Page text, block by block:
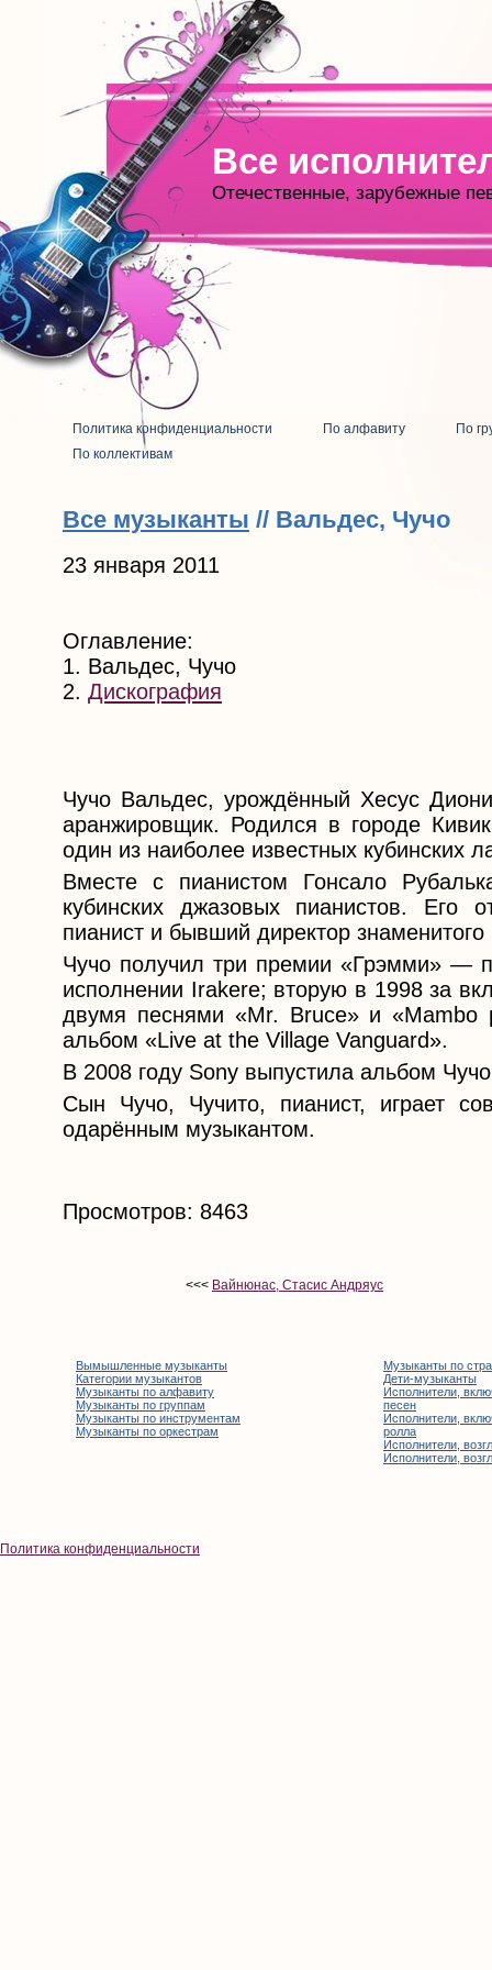
Все
Отечественные, зарубежные
Политика конфиденциальности По алфавиту
По
По коллективам
Все музыканты // Вальдес, Чучо
23 января 2011
Оглавление:
1. Вальдес, Чучо
2. Дискография
Чучо Вальдес, урождённый Хесус
аранжировщик. Родился в городе
один из наиболее известных кубинских
Вместе с пианистом Гонсало
кубинских джазовых пианистов. Его
пианист и бывший директор знаменитого
Чучо получил три премии «Грэмми» —
исполнении Irakere; вторую в 1998 за
двумя песнями «Mr. Bruce» и
альбом «Live at the Village Vanguard».
В 2008 году Sony выпустила альбом
Сын Чучо, Чучито, пианист, играет
одарённым музыкантом.
Просмотров: 8463
<<< Вайнюнас, Стасис Андряус
Вымышленные музыканты
Категории музыкантов
Музыканты по алфавиту
Музыканты по группам
Музыканты по инструментам
Музыканты по оркестрам
Музыканты по
Дети-музыканты
Исполнители,
песен
Исполнители,
ролла
Исполнители,
Исполнители,
Политика конфиденциальности